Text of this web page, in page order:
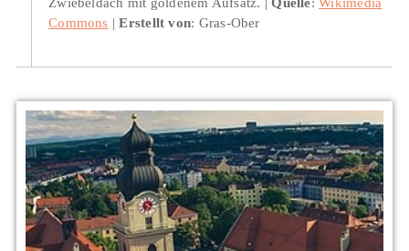
Commons
Erstellt von: Gras-Ober